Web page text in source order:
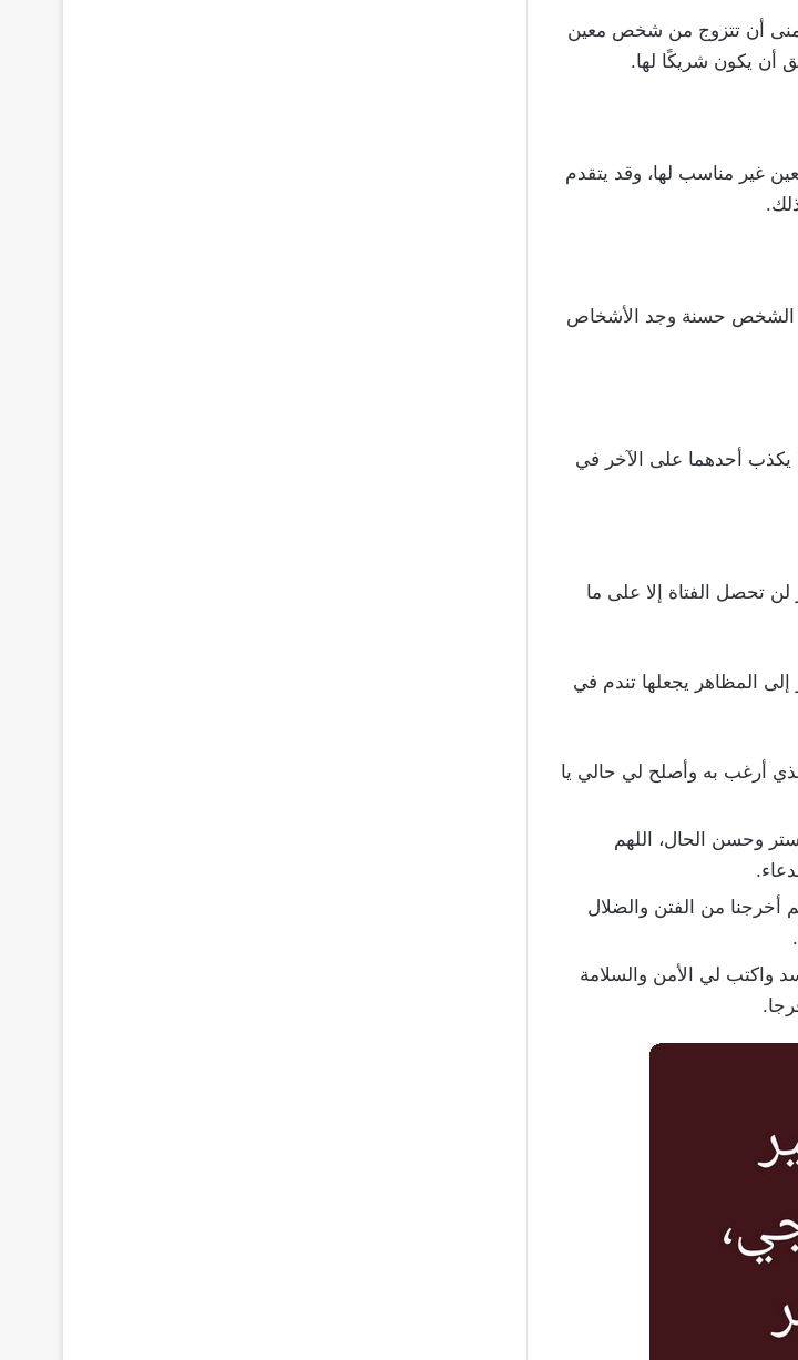
أن تتزوج من شخص معين
أن يكون شريكًا لها.
غير مناسب لها، وقد يتقدم
نية الشخص حسنة وجد الأشخاص
يكذب أحدهما على الآخر في
لن تحصل الفتاة إلا على ما
إلى المظاهر يجعلها تندم في
أرغب به وأصلح لي حالي يا
وحسن الحال، اللهم
أخرجنا من الفتن والضلال
واكتب لي الأمن والسلامة